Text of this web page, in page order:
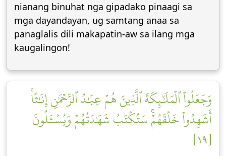
nianang binuhat nga gipadako pinaagi sa
mga dayandayan, ug samtang anaa sa
panaglalis dili makapatin-aw sa ilang mga
kaugalingon!
وَجَعَلُواْ ٱلۡمَلَٰٓئِكَةَ ٱلَّذِينَ هُمۡ عِبَٰدُ ٱلرَّحۡمَٰنِ إِنَٰثًاۚ
أَشَهِدُواْ خَلۡقَهُمۡۚ سَتُكۡتَبُ شَهَٰدَتُهُمۡ وَيُسۡـَٔلُونَ
[١٩]